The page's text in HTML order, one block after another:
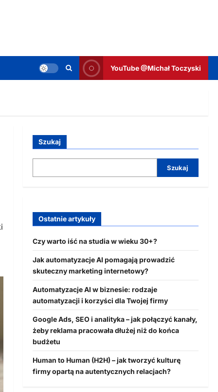
YouTube @Michał Toczyski
Szukaj
Szukaj
Ostatnie artykuły
Czy warto iść na studia w wieku 30+?
Jak automatyzacje AI pomagają prowadzić
skuteczny marketing internetowy?
Automatyzacje AI w biznesie: rodzaje
automatyzacji i korzyści dla Twojej firmy
Google Ads, SEO i analityka – jak połączyć kanały,
żeby reklama pracowała dłużej niż do końca
budżetu
Human to Human (H2H) – jak tworzyć kulturę
firmy opartą na autentycznych relacjach?